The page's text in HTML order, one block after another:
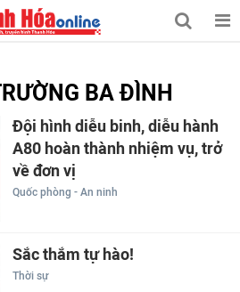
BA ĐÌNH
Đội hình diễu binh, diễu hành
A80 hoàn thành nhiệm vụ, trở
về đơn vị
Quốc phòng - An ninh
Sắc thắm tự hào!
Thời sự